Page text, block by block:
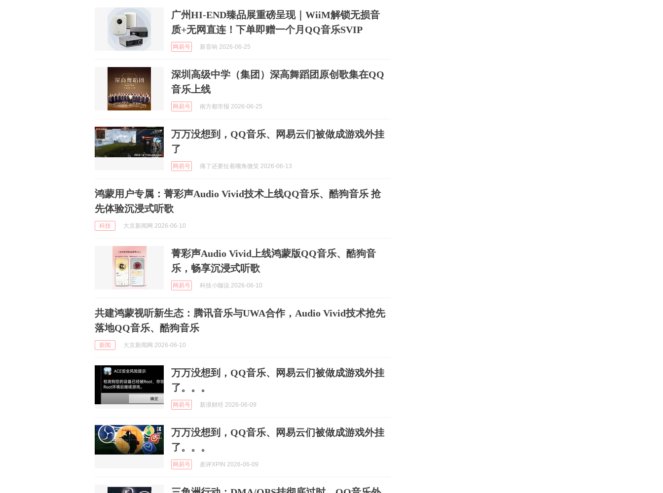
广州HI-END臻品展重磅呈现｜WiiM解锁无损音
质+无网直连！下单即赠一个月QQ音乐SVIP
网易号 新音响 2026-06-25
深圳高级中学（集团）深高舞蹈团原创歌集在QQ
音乐上线
网易号 南方都市报 2026-06-25
万万没想到，QQ音乐、网易云们被做成游戏外挂
了
网易号 痛了还要扯着嘴角微笑 2026-06-13
鸿蒙用户专属：菁彩声Audio Vivid技术上线QQ音乐、酷狗音乐 抢
先体验沉浸式听歌
科技 大京新闻网 2026-06-10
菁彩声Audio Vivid上线鸿蒙版QQ音乐、酷狗音
乐，畅享沉浸式听歌
网易号 科技小咖说 2026-06-10
共建鸿蒙视听新生态：腾讯音乐与UWA合作，Audio Vivid技术抢先
落地QQ音乐、酷狗音乐
新闻 大京新闻网 2026-06-10
万万没想到，QQ音乐、网易云们被做成游戏外挂
了。。。
网易号 新浪财经 2026-06-09
万万没想到，QQ音乐、网易云们被做成游戏外挂
了。。。
网易号 差评XPIN 2026-06-09